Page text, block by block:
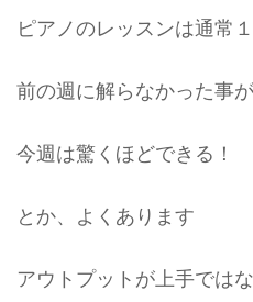
ピアノのレッスンは通常
前の週に解らなかった事が
今週は驚くほどできる！
とか、よくあります
アウトプットが上手では